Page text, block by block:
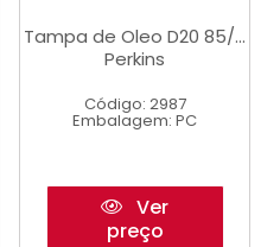
Tampa de Oleo D20 85/...
Perkins
Código: 2987
Embalagem: PC
Ver
preço